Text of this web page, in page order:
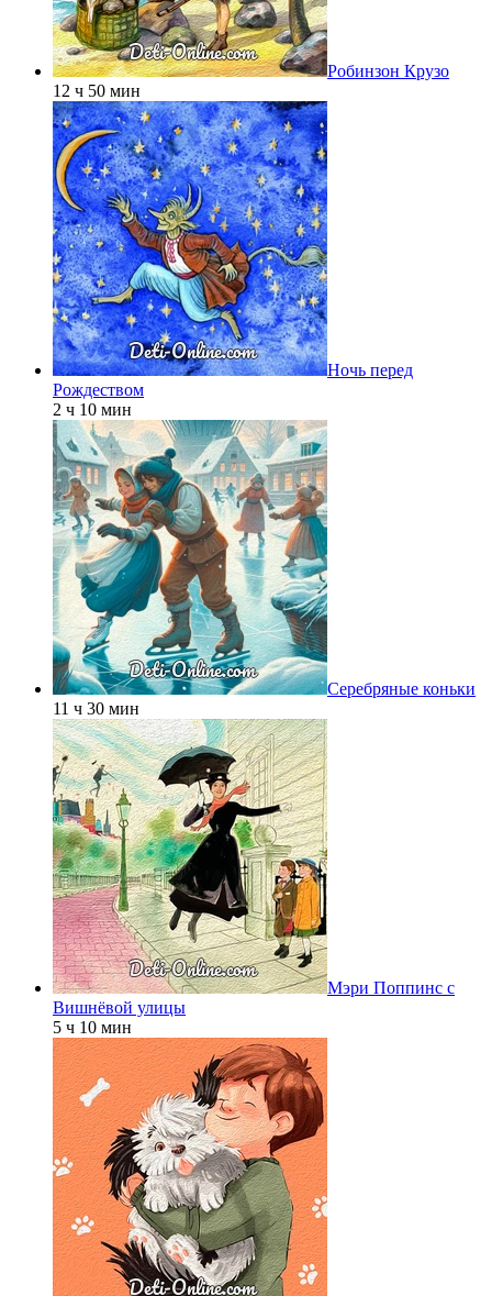
Робинзон Крузо
12 ч 50 мин
Ночь перед
Рождеством
2 ч 10 мин
Серебряные коньки
11 ч 30 мин
Мэри Поппинс с
Вишнёвой улицы
5 ч 10 мин